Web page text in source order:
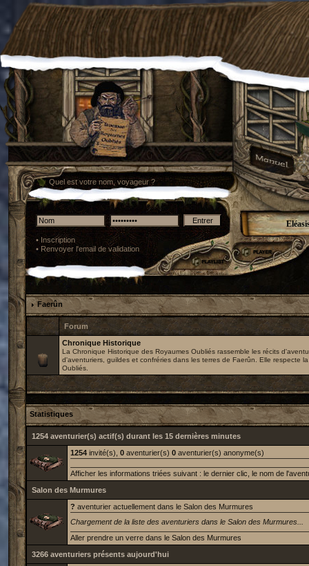
Quel est votre nom, voyageur ?
• Inscription
• Renvoyer l'email de validation
Faerûn
Forum
Chronique Historique
La Chronique Historique des Royaumes Oubliés rassemble les récits
d'aventuriers, guildes et confréries dans les terres de Faerûn. Elle respecte
Oubliés.
Statistiques
1254 aventurier(s) actif(s) durant les 15 dernières minutes
1254 invité(s), 0 aventurier(s) 0 aventurier(s) anonyme(s)
Afficher les informations triées suivant : le dernier clic le nom de
Salon des Murmures
? aventurier actuellement dans le Salon des Murmures
Chargement de la liste des aventuriers dans le Salon des Murmures...
Aller prendre un verre dans le Salon des Murmures
3266 aventuriers présents aujourd'hui